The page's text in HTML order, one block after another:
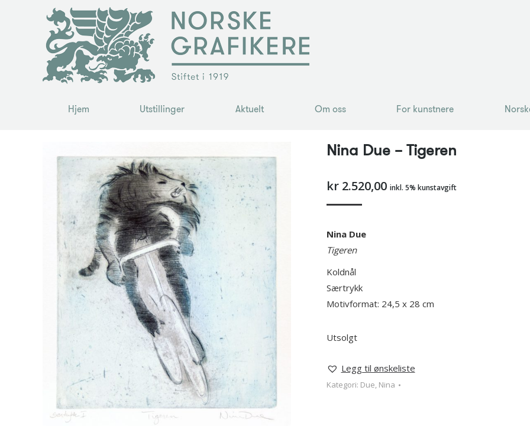
Hjem Utstillinger Aktuelt Om oss For kunstnere
Nina Due – Tigeren
kr2.520,00 inkl. 5% kunstavgift
Nina Due
Tigeren
Koldnål
Særtrykk
Motivformat: 24,5 x 28 cm
Utsolgt
Legg til ønskeliste
Kategori: Due, Nina
Hjem Utstillinger Aktuelt